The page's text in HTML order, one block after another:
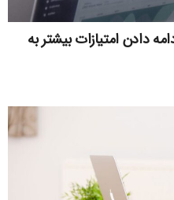
ادامه دادن امتیازات بیشتر به